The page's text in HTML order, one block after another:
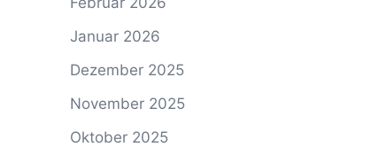
Januar 2026
Dezember 2025
November 2025
Oktober 2025